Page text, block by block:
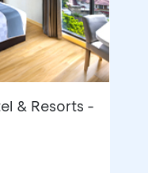
& Resorts -